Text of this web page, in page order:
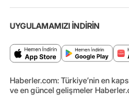
UYGULAMAMIZI İNDİRİN
Haberler.com: Türkiye’nin en
ve en güncel gelişmeler